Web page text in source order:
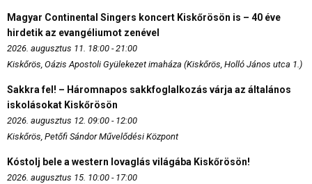
Magyar Continental Singers koncert Kiskőrösön is – 40 éve
hirdetik az evangéliumot zenével
2026. augusztus 11. 18:00 - 21:00
Kiskőrös, Oázis Apostoli Gyülekezet imaháza (Kiskőrös, Holló János utca 1.)
Sakkra fel! – Háromnapos sakkfoglalkozás várja az általános
iskolásokat Kiskőrösön
2026. augusztus 12. 09:00 - 12:00
Kiskőrös, Petőfi Sándor Művelődési Központ
Kóstolj bele a western lovaglás világába Kiskőrösön!
2026. augusztus 15. 10:00 - 17:00